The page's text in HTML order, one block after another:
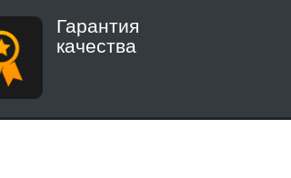
Гарантия
качества